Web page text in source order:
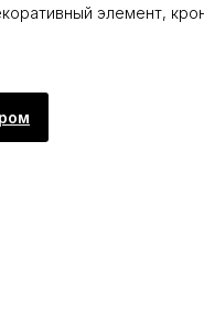
элемент,